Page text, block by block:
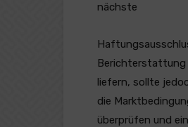
nächste
Berichterstattung
liefern, sollte
die
überprüfen und